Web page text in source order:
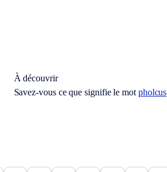
À découvrir
Savez-vous ce que signifie le mot pholcus